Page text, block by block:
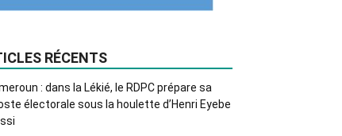
RÉCENTS
: dans la Lékié, le RDPC prépare sa
électorale sous la houlette d’Henri Eyebe